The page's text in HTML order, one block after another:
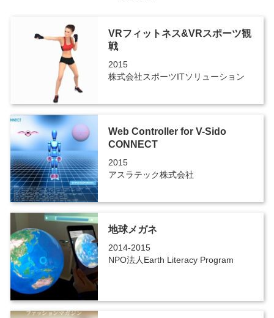
VRフィットネス&VRスポーツ観
戦
2015
株式会社スポーツITソリューション
Web Controller for V-Sido
CONNECT
2015
アスラテック株式会社
地球メガネ
2014-2015
NPO法人Earth Literacy Program